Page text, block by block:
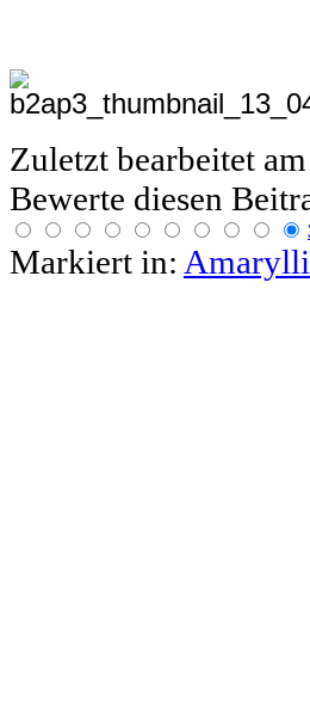
Zuletzt bearbeitet am
Bewerte diesen
Markiert in: